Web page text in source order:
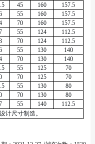
45 160
157.5
55 160
157.5
70 160
157.5
55 124
112.5
70 124
112.5
55 130
140
70 130
140
55 125
70
70 125
70
55 130
80
70 130
80
55 140
112.5
计尺寸制造。